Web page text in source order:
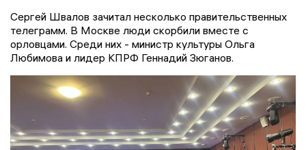
Сергей Швалов зачитал несколько правительственных
телеграмм. В Москве люди скорбили вместе с
орловцами. Среди них - министр культуры Ольга
Любимова и лидер КПРФ Геннадий Зюганов.